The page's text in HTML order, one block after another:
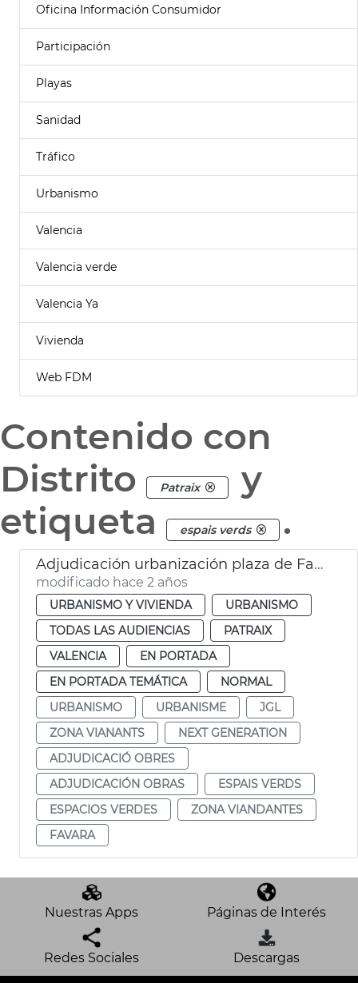
Oficina Información Consumidor
Participación
Playas
Sanidad
Tráfico
Urbanismo
Valencia
Valencia verde
Valencia Ya
Vivienda
Web FDM
Contenido con
Distrito
Patraix
y
etiqueta
espais verds .
Adjudicación urbanización plaza de Favara
modificado hace 2 años
URBANISMO Y VIVIENDA
URBANISMO
TODAS LAS AUDIENCIAS
PATRAIX
VALENCIA
EN PORTADA
EN PORTADA TEMÁTICA
NORMAL
URBANISMO
URBANISME
JGL
ZONA VIANANTS
NEXT GENERATION
ADJUDICACIÓ OBRES
ADJUDICACIÓN OBRAS
ESPAIS VERDS
ESPACIOS VERDES
ZONA VIANDANTES
FAVARA
Nuestras Apps Páginas de Interés
Redes Sociales Descargas